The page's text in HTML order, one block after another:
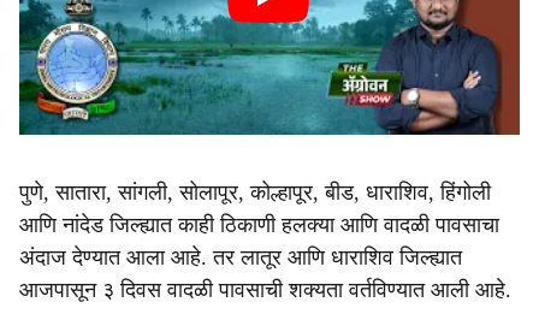
पुणे, सातारा, सांगली, सोलापूर, कोल्हापूर, बीड, धाराशिव, हिंगोली
आणि नांदेड जिल्ह्यात काही ठिकाणी हलक्या आणि वादळी पावसाचा
अंदाज देण्यात आला आहे. तर लातूर आणि धाराशिव जिल्ह्यात
आजपासून ३ दिवस वादळी पावसाची शक्यता वर्तविण्यात आली आहे.